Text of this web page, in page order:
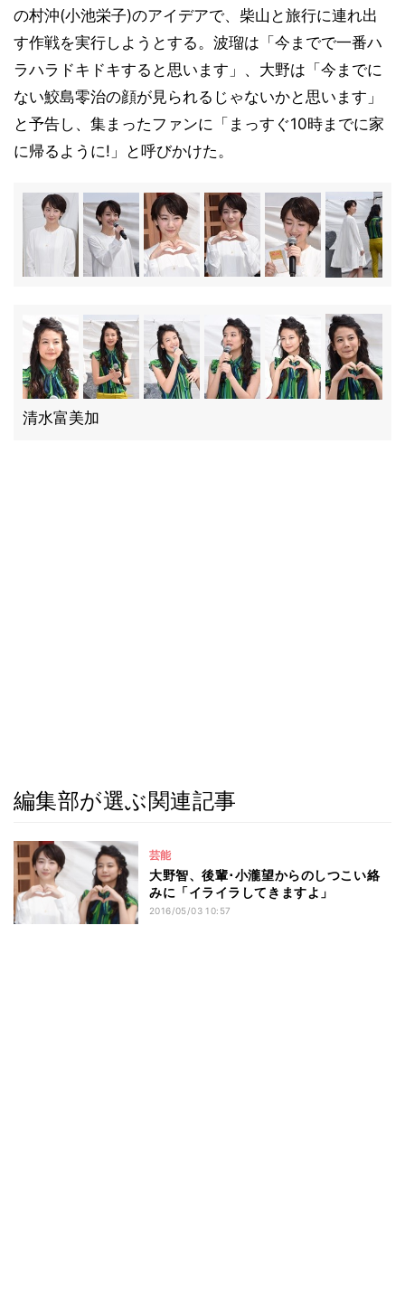
の村沖(小池栄子)のアイデアで、柴山と旅行に連れ出
す作戦を実行しようとする。波瑠は「今までで一番ハ
ラハラドキドキすると思います」、大野は「今までに
ない鮫島零治の顔が見られるじゃないかと思います」
と予告し、集まったファンに「まっすぐ10時までに家
に帰るように!」と呼びかけた。
清水富美加
編集部が選ぶ関連記事
芸能
大野智、後輩･小瀧望からのしつこい絡
みに「イライラしてきますよ」
2016/05/03 10:57